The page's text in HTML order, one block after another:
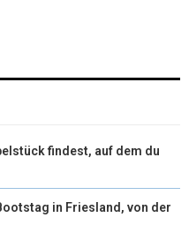
findest, auf dem du
in Friesland, von der